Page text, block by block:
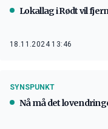
Lokallag i Rødt vil
18.11.2024 13:46
SYNSPUNKT
Nå må det